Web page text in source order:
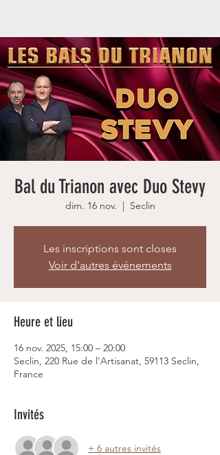
Bal du Trianon avec Duo Stevy
dim. 16 nov.
  |
Seclin
Les inscriptions sont closes
Voir d'autres événements
Heure et lieu
16 nov. 2025, 15:00 – 20:00
Seclin, 220 Rue de l'Artisanat, 59113 Seclin,
France
Invités
+ 6 autres invités